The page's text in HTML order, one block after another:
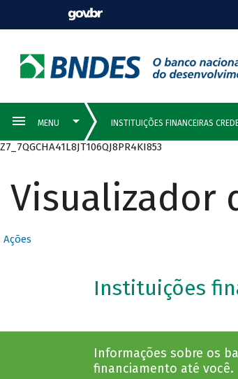
Z7_7QGCHA41L8JT106QJ8PR4KI853
Visualizador
Ações
Instituições
Informações sobre os
financiamento até você.